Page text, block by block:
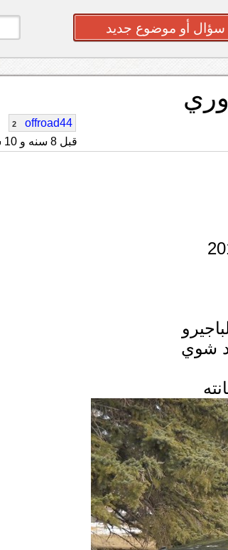
أو موضوع جديد
offroad44
2
قبل 8 سنه و 10 شهر
شوي